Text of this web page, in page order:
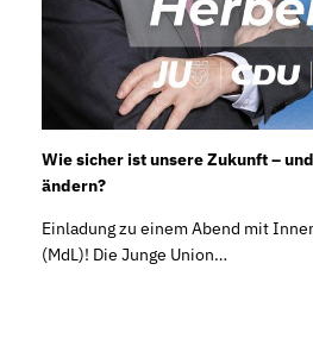
Wie sicher ist unsere Zukunft –
ändern?
Einladung zu einem Abend mit
(MdL)! Die Junge Union…